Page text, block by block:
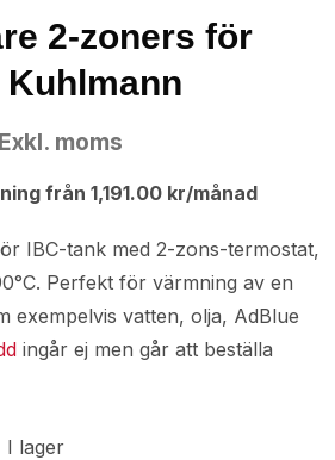
från 1,191.00 kr/månad
Exkl. moms
2-zoners för
Kuhlmann
IBC-tank med 2-zons-termostat,
Perfekt för värmning av en
exempelvis vatten, olja, AdBlue
ingår ej men går att beställa
I lager